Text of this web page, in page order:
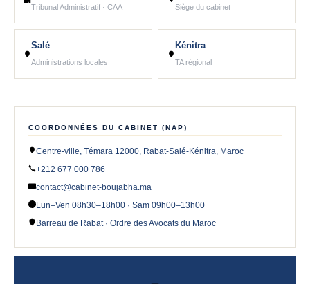
Tribunal Administratif · CAA Siège du cabinet
Salé
Administrations locales
Kénitra
TA régional
COORDONNÉES DU CABINET (NAP)
Centre-ville, Témara 12000, Rabat-Salé-Kénitra, Maroc
+212 677 000 786
contact@cabinet-boujabha.ma
Lun–Ven 08h30–18h00 · Sam 09h00–13h00
Barreau de Rabat · Ordre des Avocats du Maroc